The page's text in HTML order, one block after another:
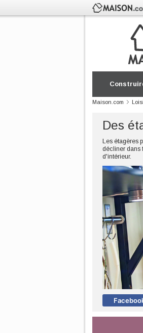
Maison.com
Des
Les étagères
décliner dans
d'intérieur.